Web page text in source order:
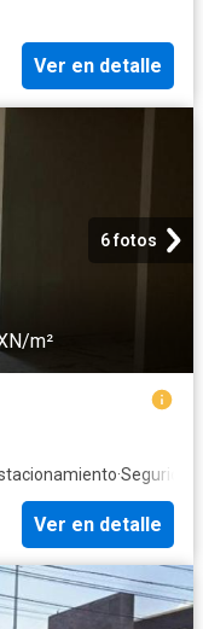
Ver en detalle
6 fotos
m²
·Seguridad
Ver en detalle